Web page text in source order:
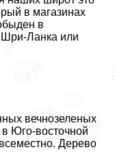
в магазинах
в
Шри-Ланка или
вечнозеленых
Юго-восточной
Дерево